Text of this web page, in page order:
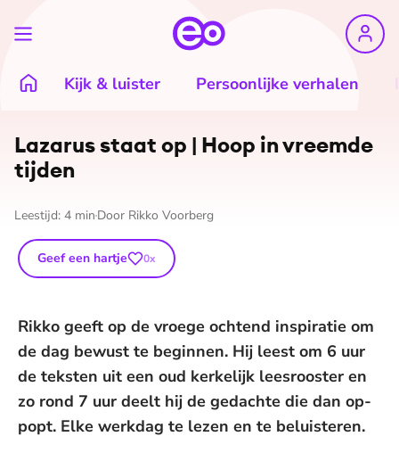
Kijk & luister Persoonlijke verhalen
Lazarus staat op | Hoop in vreemde
tijden
Leestijd: 4 min Door Rikko Voorberg
Geef een hartje 0x
Rikko geeft op de vroege ochtend inspiratie om
de dag bewust te beginnen. Hij leest om 6 uur
de teksten uit een oud kerkelijk leesrooster en
zo rond 7 uur deelt hij de gedachte die dan op-
popt. Elke werkdag te lezen en te beluisteren.